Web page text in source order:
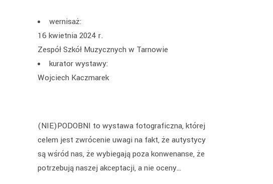
wernisaż:
16 kwietnia 2024 r.
Zespół Szkół Muzycznych w Tarnowie
kurator wystawy:
Wojciech Kaczmarek
(NIE)PODOBNI to wystawa fotograficzna, której
celem jest zwrócenie uwagi na fakt, że autystycy
są wśród nas, że wybiegają poza konwenanse, że
potrzebują naszej akceptacji, a nie oceny…